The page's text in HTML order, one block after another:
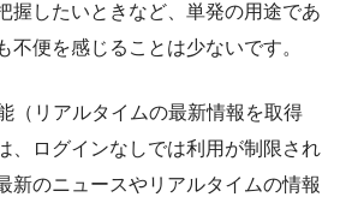
握したいときなど、単発の用途であ
不便を感じることは少ないです。
（リアルタイムの最新情報を取得
、ログインなしでは利用が制限され
新のニュースやリアルタイムの情報